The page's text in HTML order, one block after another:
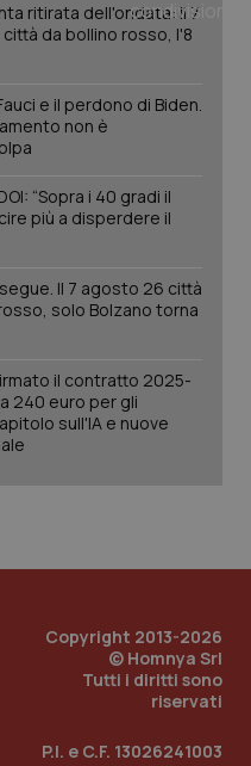
ritirata dell'ondata: il 7
da bollino rosso, l'8
e il perdono di Biden.
non è
“Sopra i 40 gradi il
più a disperdere il
Il 7 agosto 26 città
solo Bolzano torna
il contratto 2025-
240 euro per gli
sull'IA e nuove
Copyright 2013-2026
© Homnya Srl
Tutti i diritti sono
riservati
P.I. e C.F. 13026241003
Google LLC
.quotidianosanita.it